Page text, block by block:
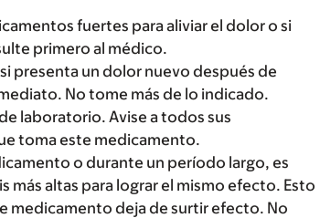
fuertes para aliviar el dolor o si
primero al médico.
presenta un dolor nuevo después de
No tome más de lo indicado.
laboratorio. Avise a todos sus
toma este medicamento.
o durante un período largo, es
altas para lograr el mismo efecto. Esto
medicamento deja de surtir efecto. No